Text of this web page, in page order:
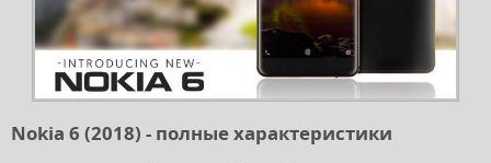
Nokia 6 (2018) - полные характеристики